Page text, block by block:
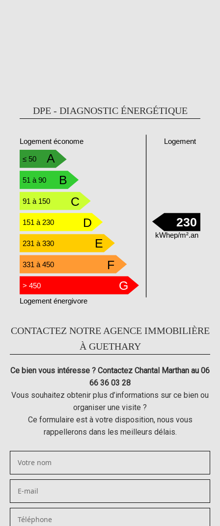
DPE - DIAGNOSTIC ÉNERGÉTIQUE
A
B
C
D
E
F
G
Logement économe Logement
Logement énergivore
≤ 50
51 à 90
91 à 150
151 à 230
231 à 330
331 à 450
> 450
230
kWhep/m².an
CONTACTEZ NOTRE AGENCE IMMOBILIÈRE
À GUETHARY
Ce bien vous intéresse ? Contactez Chantal Marthan au 06
66 36 03 28
Vous souhaitez obtenir plus d’informations sur ce bien ou
organiser une visite ?
Ce formulaire est à votre disposition, nous vous
rappellerons dans les meilleurs délais.